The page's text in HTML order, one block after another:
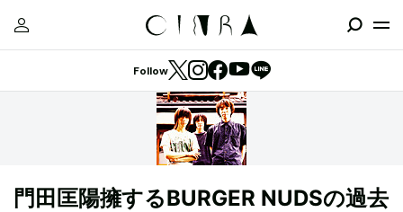
Follow
門田匡陽擁するBURGER NUDSの過去